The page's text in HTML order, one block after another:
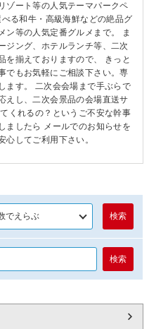
ゾート等の人気テーマパークペ
る和牛・高級海鮮などの絶品グ
ン等の人気定番グルメまで。 ま
ジング、ホテルランチ等、二次
を揃えておりますので、 きっと
でもお気軽にご相談下さい。専
ます。 二次会会場まで手ぶらで
えし、二次会景品の会場直送サ
くれるの？というご不安な幹事
ましたら メールでのお知らせを
してご利用下さい。